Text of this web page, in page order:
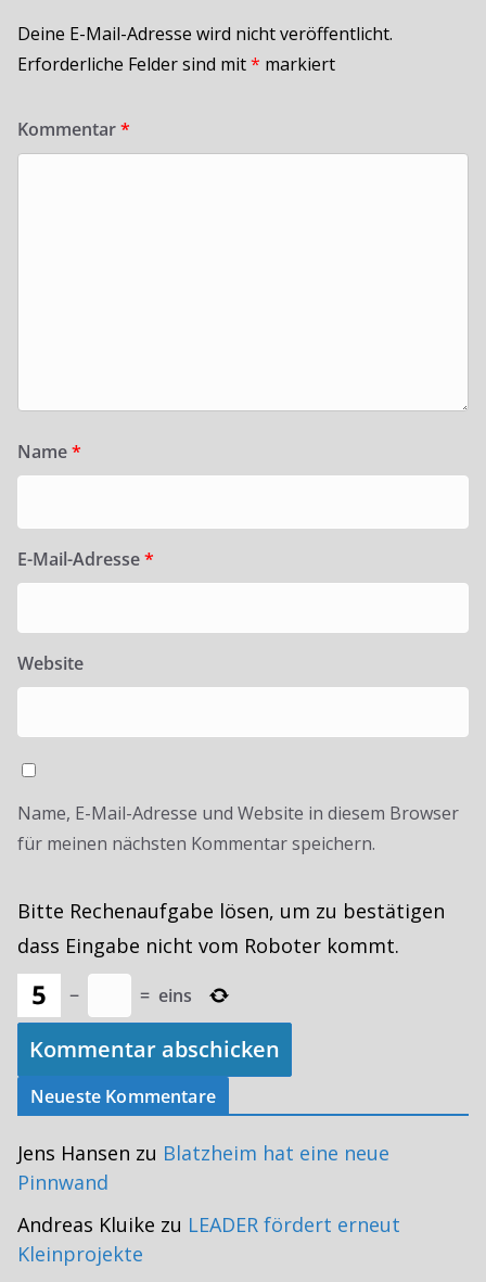
Deine E-Mail-Adresse wird nicht veröffentlicht.
Erforderliche Felder sind mit* markiert
Kommentar*
Name*
E-Mail-Adresse*
Website
Name, E-Mail-Adresse und Website in diesem Browser
für meinen nächsten Kommentar speichern.
Bitte Rechenaufgabe lösen, um zu bestätigen
dass Eingabe nicht vom Roboter kommt.
− = eins
Neueste Kommentare
Jens Hansen zu Blatzheim hat eine neue
Pinnwand
Andreas Kluike zu LEADER fördert erneut
Kleinprojekte